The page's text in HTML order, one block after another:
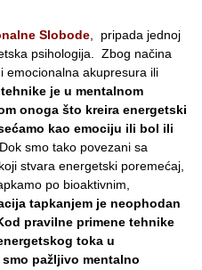
Slobode , pripada jednoj
psihologija. Zbog načina
emocionalna akupresura ili
je u mentalnom
onoga što kreira energetski
kao emociju ili bol ili
Dok smo tako povezani sa
stvara energetski poremećaj,
po bioaktivnim,
tapkanjem je neophodan
pravilne primene tehnike
toka u
pažljivo mentalno